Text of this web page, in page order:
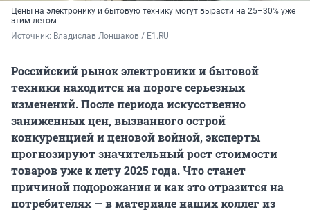
Цены на электронику и бытовую технику могут вырасти на 25–30% уже
этим летом
Источник: Владислав Лоншаков / E1.RU
Российский рынок электроники и бытовой
техники находится на пороге серьезных
изменений. После периода искусственно
заниженных цен, вызванного острой
конкуренцией и ценовой войной, эксперты
прогнозируют значительный рост стоимости
товаров уже к лету 2025 года. Что станет
причиной подорожания и как это отразится на
потребителях — в материале наших коллег из